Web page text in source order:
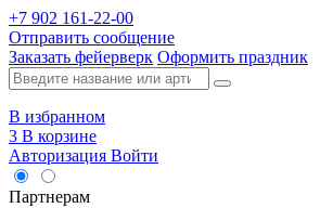
+7 902 161-22-00
Отправить сообщение
Заказать фейерверк Оформить праздник
В избранном
3 В корзине
Авторизация Войти
Партнерам